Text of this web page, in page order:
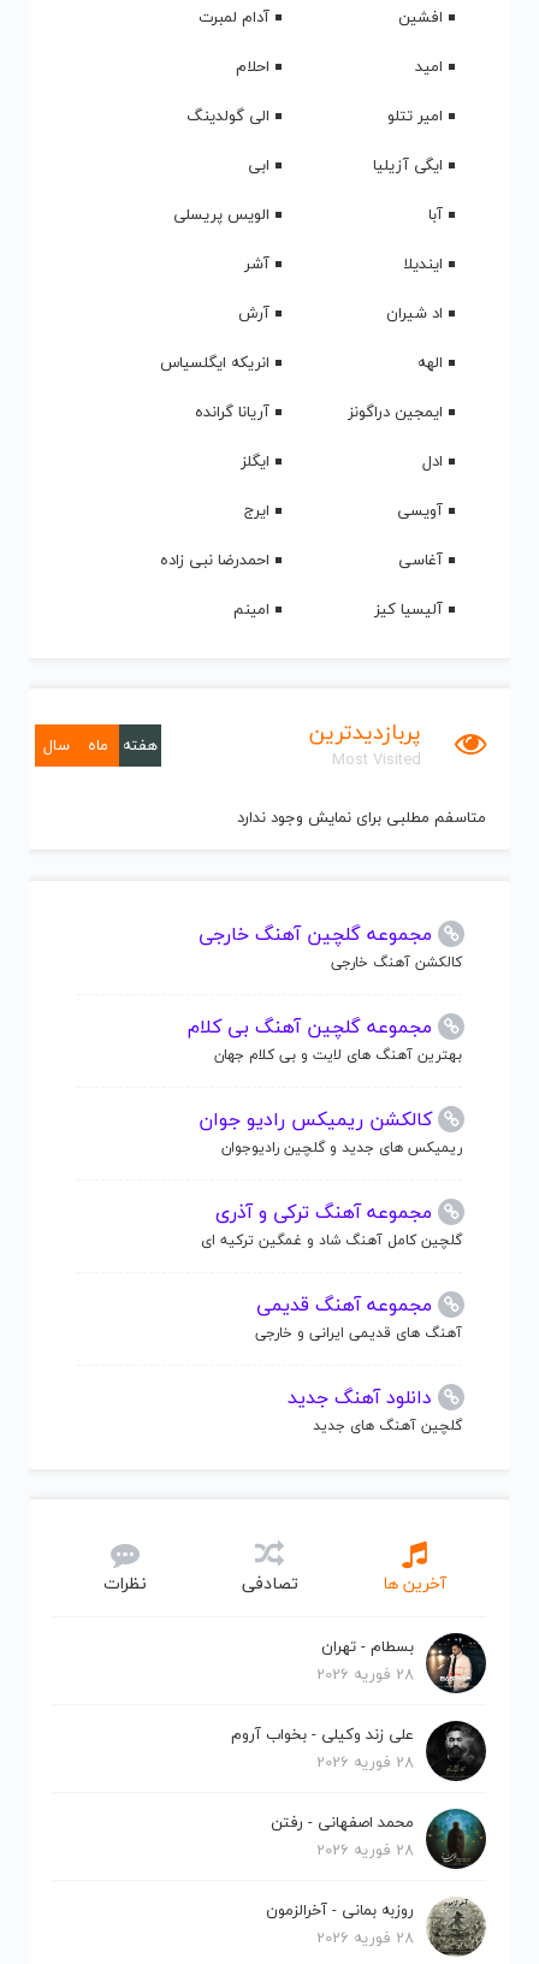
افشین
آدام لمبرت
امید
احلام
امیر تتلو
الی گولدینگ
ایگی آزیلیا
ابی
آبا
الویس پریسلی
ایندیلا
آشر
اد شیران
آرش
الهه
انریکه ایگلسیاس
ایمجین دراگونز
آریانا گرانده
ادل
ایگلز
آویسی
ایرج
آغاسی
احمدرضا نبی زاده
آلیسیا کیز
امینم
پربازدیدترین
Most Visited
هفته ماه سال
متاسفم مطلبی برای نمایش وجود ندارد
مجموعه گلچین آهنگ خارجی
کالکشن آهنگ خارجی
مجموعه گلچین آهنگ بی کلام
بهترین آهنگ های لایت و بی کلام جهان
کالکشن ریمیکس رادیو جوان
ریمیکس های جدید و گلچین رادیوجوان
مجموعه آهنگ ترکی و آذری
گلچین کامل آهنگ شاد و غمگین ترکیه ای
مجموعه آهنگ قدیمی
آهنگ های قدیمی ایرانی و خارجی
دانلود آهنگ جدید
گلچین آهنگ های جدید
آخرین ها تصادفی نظرات
بسطام - تهران
28 فوریه 2026
علی زند وکیلی - بخواب آروم
28 فوریه 2026
محمد اصفهانی - رفتن
28 فوریه 2026
روزبه بمانی - آخرالزمون
28 فوریه 2026